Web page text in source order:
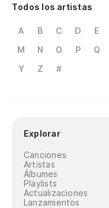
Todos los artistas
A B C D E
M
N O P Q
Y
Z #
Explorar
Canciones
Artistas
Álbumes
Playlists
Actualizaciones
Lanzamientos